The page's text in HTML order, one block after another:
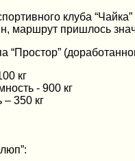
клуба
маршрут пришлось
“Простор”
кг
- 900 кг
– 350 кг